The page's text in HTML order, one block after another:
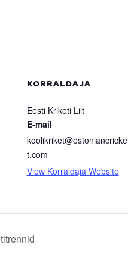
KORRALDAJA
Eesti Kriketi Liit
E-mail
koolikriket@estoniancricke
t.com
View Korraldaja Website